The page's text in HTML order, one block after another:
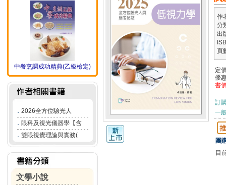
中餐烹調成功精典(乙級檢定)
． 2026全方位驗光人
． 眼科及視光儀器學【含
． 雙眼視覺理論與實務(
文學小說
作
分
出
頁
定
優
書
訂
一
團
目